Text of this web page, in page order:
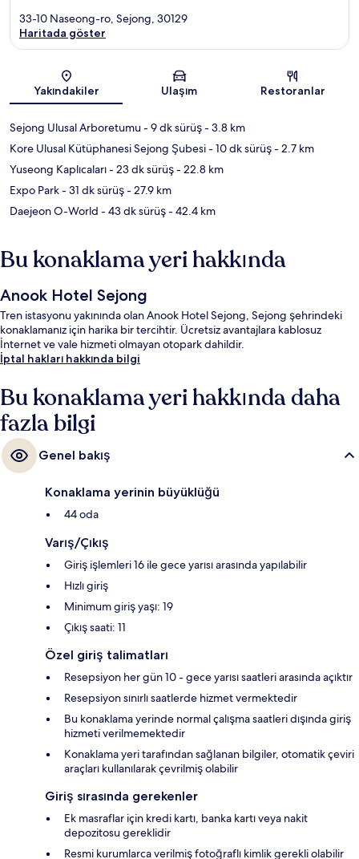
Harita
33-10 Naseong-ro, Sejong, 30129
Haritada göster
Yakındakiler Ulaşım Restoranlar
Sejong Ulusal Arboretumu- 9 dk sürüş- 3.8 km
Kore Ulusal Kütüphanesi Sejong Şubesi- 10 dk sürüş- 2.7 km
Yuseong Kaplıcaları- 23 dk sürüş- 22.8 km
Expo Park- 31 dk sürüş- 27.9 km
Daejeon O-World - 43 dk sürüş- 42.4 km
Bu konaklama yeri hakkında
Anook Hotel Sejong
Tren istasyonu yakınında olan Anook Hotel Sejong, Sejong şehrindeki
konaklamanız için harika bir tercihtir. Ücretsiz avantajlara kablosuz
İnternet ve vale hizmeti olmayan otopark dahildir.
İptal hakları hakkında bilgi
Bu konaklama yeri hakkında daha
fazla bilgi
Genel bakış
Konaklama yerinin büyüklüğü
44 oda
Varış/Çıkış
Giriş işlemleri 16 ile gece yarısı arasında yapılabilir
Hızlı giriş
Minimum giriş yaşı: 19
Çıkış saati: 11
Özel giriş talimatları
Resepsiyon her gün 10 - gece yarısı saatleri arasında açıktır
Resepsiyon sınırlı saatlerde hizmet vermektedir
Bu konaklama yerinde normal çalışma saatleri dışında giriş
hizmeti verilmemektedir
Konaklama yeri tarafından sağlanan bilgiler, otomatik çeviri
araçları kullanılarak çevrilmiş olabilir
Giriş sırasında gerekenler
Ek masraflar için kredi kartı, banka kartı veya nakit
depozitosu gereklidir
Resmi kurumlarca verilmiş fotoğraflı kimlik gerekli olabilir